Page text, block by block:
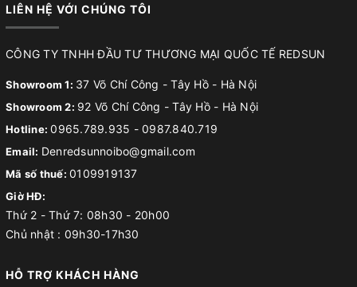
LIÊN HỆ VỚI CHÚNG TÔI
CÔNG TY TNHH ĐẦU TƯ THƯƠNG MẠI QUỐC TẾ REDSUN
Showroom 1: 37 Võ Chí Công - Tây Hồ - Hà Nội
Showroom 2: 92 Võ Chí Công - Tây Hồ - Hà Nội
Hotline:0965.789.935 - 0987.840.719
Email: Denredsunnoibo@gmail.com
Mã số thuế: 0109919137
Giờ HĐ:
Thứ 2 - Thứ 7: 08h30 - 20h00
Chủ nhật : 09h30-17h30
HỖ TRỢ KHÁCH HÀNG